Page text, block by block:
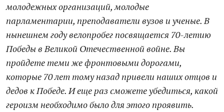
молодежных организаций, молодые
парламентарии, преподаватели вузов и ученые. В
нынешнем году велопробег посвящается 70-летию
Победы в Великой Отечественной войне. Вы
пройдете теми же фронтовыми дорогами,
которые 70 лет тому назад привели наших отцов и
дедов к Победе. И еще раз сможете убедиться, какой
героизм необходимо было для этого проявить.